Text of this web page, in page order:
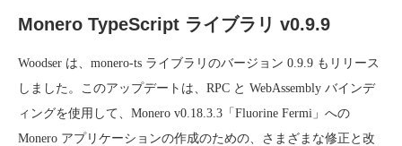
Monero TypeScript ライブラリ v0.9.9
Woodser は、monero-ts ライブラリのバージョン 0.9.9 もリリース
しました。このアップデートは、RPC と WebAssembly バインデ
ィングを使用して、Monero v0.18.3.3「Fluorine Fermi」への
Monero アプリケーションの作成のための、さまざまな修正と改